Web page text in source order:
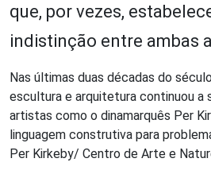
que, por vezes,
indistinção entre ambas
Nas últimas duas décadas do
escultura e arquitetura continuou a
artistas como o dinamarquês Per
linguagem construtiva para
Per Kirkeby/ Centro de Arte e